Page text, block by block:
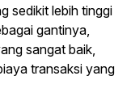
sedikit lebih tinggi
gantinya,
sangat baik,
transaksi yang